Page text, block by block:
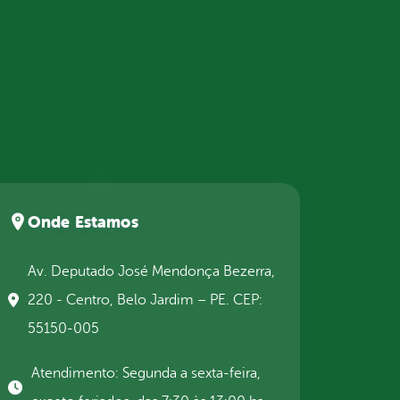
Onde Estamos
Av. Deputado José Mendonça Bezerra,
220 - Centro, Belo Jardim – PE. CEP:
55150-005
Atendimento: Segunda a sexta-feira,